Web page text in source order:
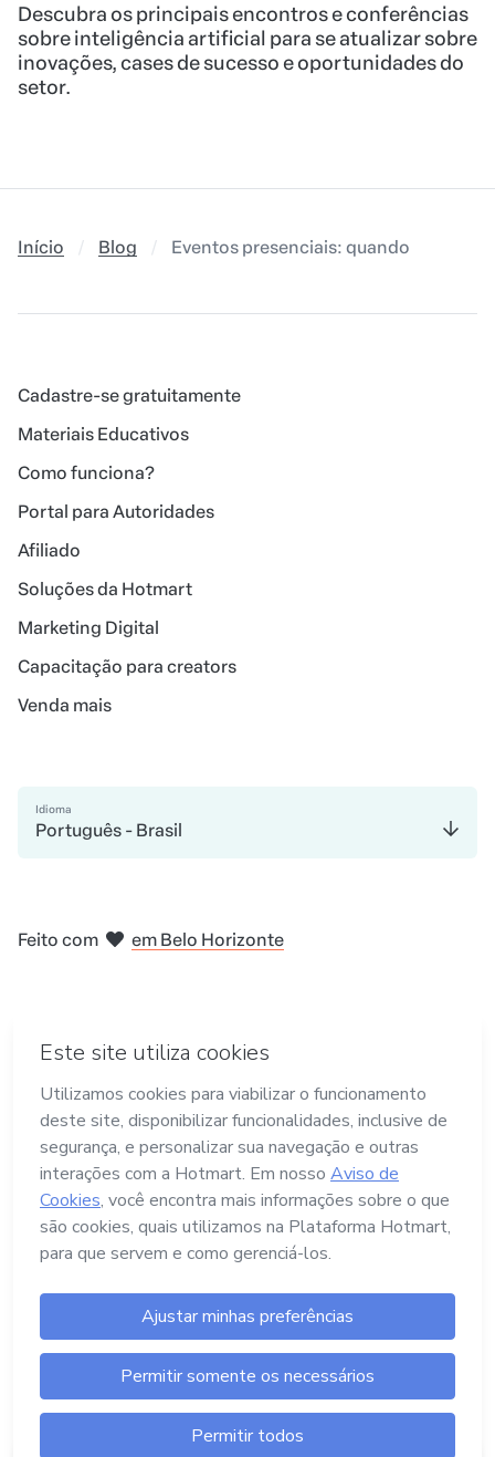
Descubra os principais encontros e conferências
sobre inteligência artificial para se atualizar sobre
inovações, cases de sucesso e oportunidades do
setor.
Início Blog Eventos presenciais: quando
Cadastre-se gratuitamente
Materiais Educativos
Como funciona?
Portal para Autoridades
Afiliado
Soluções da Hotmart
Marketing Digital
Capacitação para creators
Venda mais
Idioma
Português - Brasil
Feito com em Belo Horizonte
Termos e Políticas
Hotmart — 2011- 2026 © Todos os direitos
reservados
Ltda.
CNPJ nº. 13.427.325/0001-05
Endereço: Avenida Assis Chateaubriand, nº
499, Bairro Floresta, Belo Horizonte -MG, CEP
nº 30.150-101
Central de Ajuda